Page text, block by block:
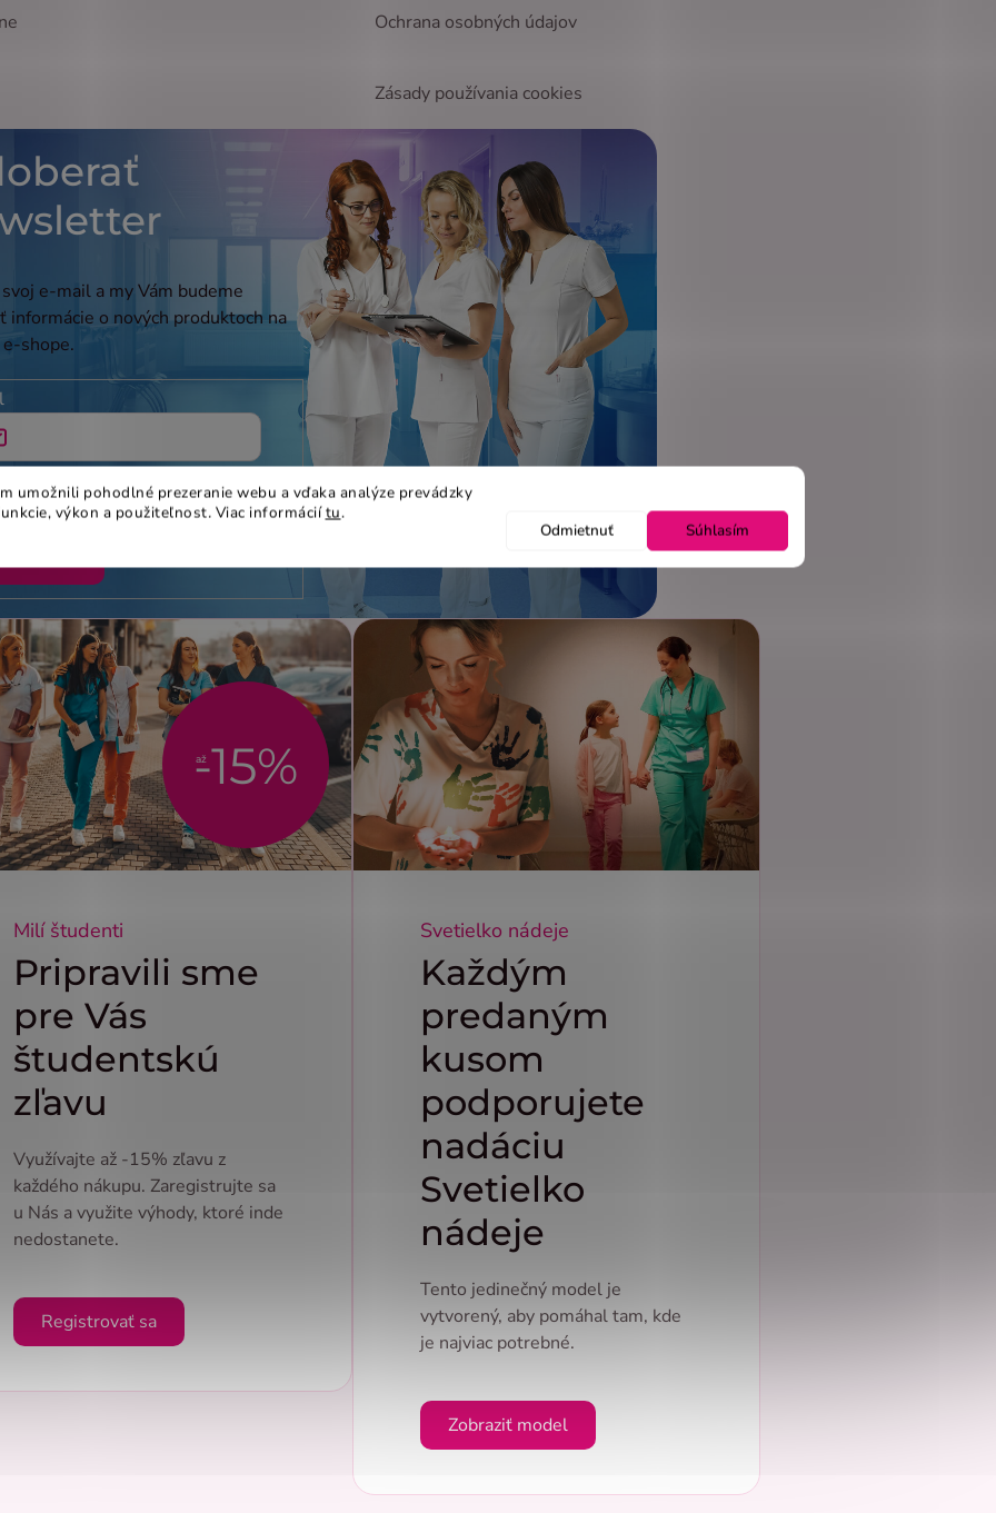
umožnili pohodlné prezeranie webu a vďaka analýze prevádzky
výkon a použiteľnost. Viac informáciítu.
Odmietnuť Súhlasím
Ochrana osobných údajov
Zásady používania cookies
e-mail a my Vám budeme
informácie o nových produktoch na
shope.
e-mailu súhlasíte s
ochrany osobných údajov
sa
až
-15%
Milí študenti
Pripravili sme
pre Vás
študentskú
zľavu
Využívajte až -15% zľavu z
každého nákupu. Zaregistrujte sa
u Nás a využite výhody, ktoré inde
nedostanete.
Registrovať sa
Svetielko nádeje
Každým
predaným
kusom
podporujete
nadáciu
Svetielko
nádeje
Tento jedinečný model je
vytvorený, aby pomáhal tam, kde
je najviac potrebné.
Zobraziť model